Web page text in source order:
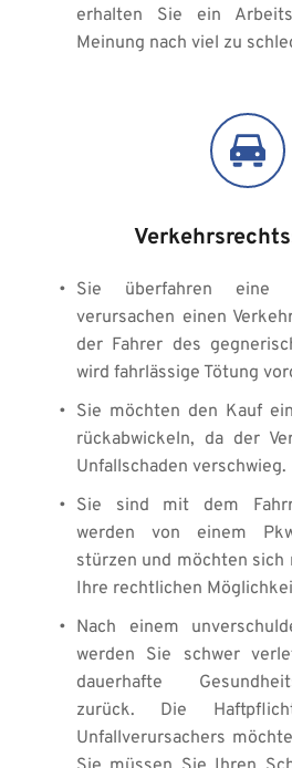
erhalten Sie ein
Meinung nach viel zu
Sie überfahren
verursachen einen
der Fahrer des
wird fahrlässige Tötung
Sie möchten den Kauf
rückabwickeln, da der
Unfallschaden verschwieg.
Sie sind mit dem
werden von einem
stürzen und möchten
Ihre rechtlichen
Nach einem
werden Sie schwer
dauerhafte
zurück. Die
Unfallverursachers